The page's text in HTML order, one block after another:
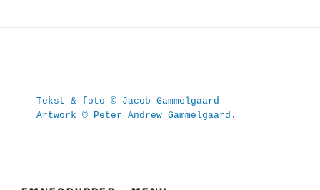
Tekst & foto © Jacob Gammelgaard
Artwork © Peter Andrew Gammelgaard.